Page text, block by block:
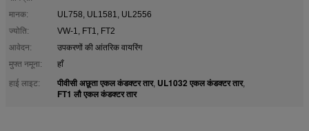
मानक:
UL758, UL1581, UL2556
ज्योति:
VW-1, FT1, FT2
आवेदन:
उपकरणों की आंतरिक वायरिंग
मुफ्त नमूना:
हाँ
हाई लाइट:
पीवीसी अछूता एकल कंडक्टर तार, UL1032 एकल कंडक्टर तार,
FT1 लौ एकल कंडक्टर तार